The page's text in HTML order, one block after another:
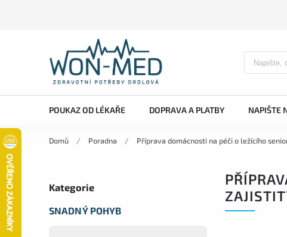
POUKAZ OD LÉKAŘE DOPRAVA A PLATBY NAPIŠTE
Domů / Poradna / Příprava domácnosti na péči o ležícího
Kategorie
SNADNÝ POHYB